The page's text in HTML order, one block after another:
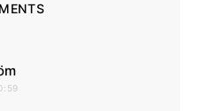
skriver: